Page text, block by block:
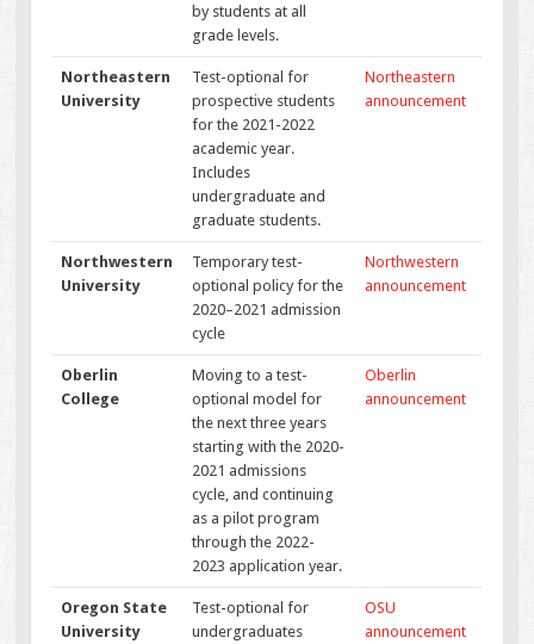
by students at all
grade levels.
Northeastern
University
Test-optional for
prospective students
for the 2021-2022
academic year.
Includes
undergraduate and
graduate students.
Northeastern
announcement
Northwestern
University
Temporary test-
optional policy for the
2020–2021 admission
cycle
Northwestern
announcement
Oberlin
College
Moving to a test-
optional model for
the next three years
starting with the 2020-
2021 admissions
cycle, and continuing
as a pilot program
through the 2022-
2023 application year.
Oberlin
announcement
Oregon State
University
Test-optional for
undergraduates
OSU
announcement